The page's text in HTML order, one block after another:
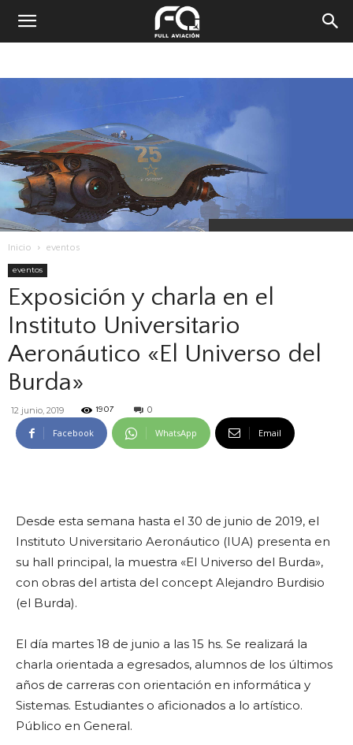
Inicio eventos
eventos
Exposición y charla en el
Instituto Universitario
Aeronáutico «El Universo del
Burda»
12 junio, 2019 1907 0
Facebook WhatsApp Email
Desde esta semana hasta el 30 de junio de 2019, el
Instituto Universitario Aeronáutico (IUA) presenta en
su hall principal, la muestra «El Universo del Burda»,
con obras del artista del concept Alejandro Burdisio
(el Burda).
El día martes 18 de junio a las 15 hs. Se realizará la
charla orientada a egresados, alumnos de los últimos
años de carreras con orientación en informática y
Sistemas. Estudiantes o aficionados a lo artístico.
Público en General.